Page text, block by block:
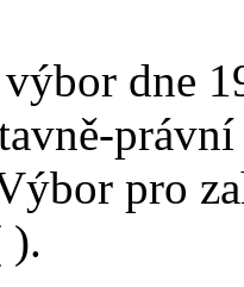
dne
pro
).